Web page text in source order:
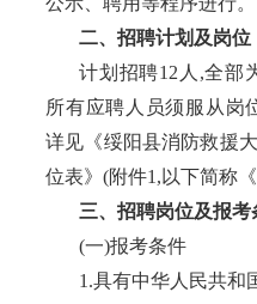
二、招聘计划及岗位
计划招聘12人,全部
所有应聘人员须服从岗
详见《绥阳县消防救援
位表》(附件1,以下简称《
三、招聘岗位及报考
(一)报考条件
1.具有中华人民共和